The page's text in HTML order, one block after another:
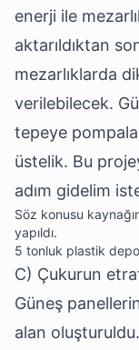
enerji ile
aktarıldıktan
mezarlıklarda
verilebilecek.
tepeye
üstelik. Bu
adım gidelim
Söz konusu
yapıldı.
5 tonluk plastik depo
C) Çukurun
Güneş
alan